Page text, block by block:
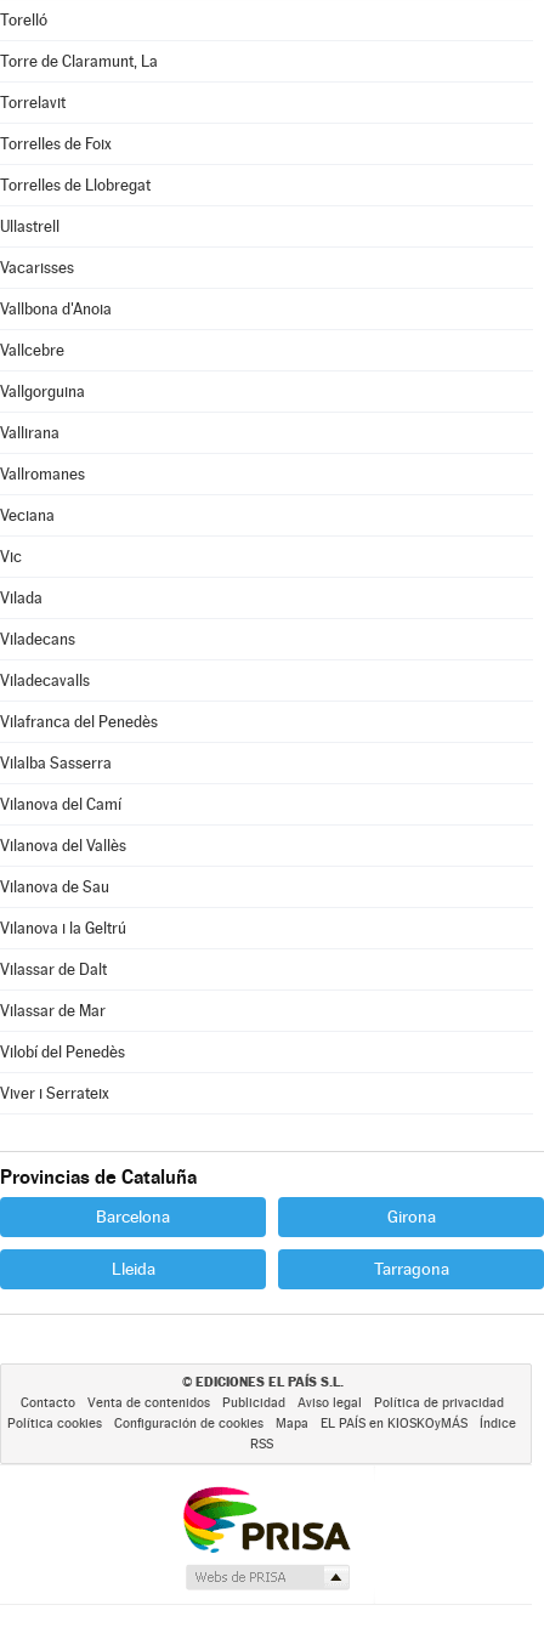
Torelló
Torre de Claramunt, La
Torrelavit
Torrelles de Foix
Torrelles de Llobregat
Ullastrell
Vacarisses
Vallbona d'Anoia
Vallcebre
Vallgorguina
Vallirana
Vallromanes
Veciana
Vic
Vilada
Viladecans
Viladecavalls
Vilafranca del Penedès
Vilalba Sasserra
Vilanova del Camí
Vilanova del Vallès
Vilanova de Sau
Vilanova i la Geltrú
Vilassar de Dalt
Vilassar de Mar
Vilobí del Penedès
Viver i Serrateix
Provincias de Cataluña
Barcelona Girona
Lleida Tarragona
© EDICIONES EL PAÍS S.L.
Contacto Venta de contenidos Publicidad Aviso legal
Política de privacidad
Política cookies
Configuración de cookies Mapa EL PAÍS en KIOSKOyMÁS
Índice
RSS